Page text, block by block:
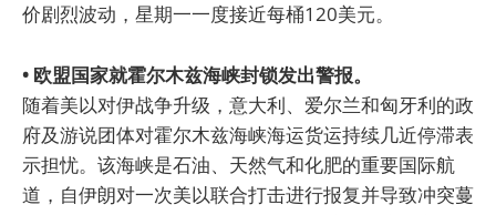
价剧烈波动，星期一一度接近每桶120美元。
• 欧盟国家就霍尔木兹海峡封锁发出警报。
随着美以对伊战争升级，意大利、爱尔兰和匈牙利的政
府及游说团体对霍尔木兹海峡海运货运持续几近停滞表
示担忧。该海峡是石油、天然气和化肥的重要国际航
道，自伊朗对一次美以联合打击进行报复并导致冲突蔓